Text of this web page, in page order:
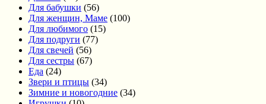
Для бабушки (56)
Для женщин, Маме (100)
Для любимого (15)
Для подруги (77)
Для свечей (56)
Для сестры (67)
Еда (24)
Звери и птицы (34)
Зимние и новогодние (34)